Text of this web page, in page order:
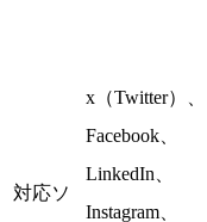
対応ソ
x（Twitter）、
Facebook、
LinkedIn、
Instagram、